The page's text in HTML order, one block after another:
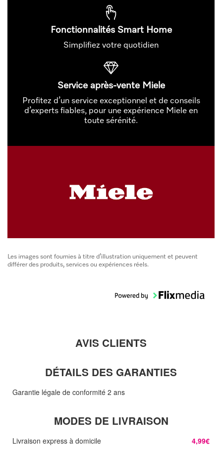
Fonctionnalités Smart Home
Simplifiez votre quotidien
Service après-vente Miele
Profitez d’un service exceptionnel et de conseils
d’experts fiables, pour une expérience Miele en
toute sérénité.
Les images sont fournies à titre d’illustration uniquement et peuvent
différer des produits, services ou expériences réels.
AVIS CLIENTS
DÉTAILS DES GARANTIES
Garantie légale de conformité 2 ans
MODES DE LIVRAISON
Livraison express à domicile 4,99€